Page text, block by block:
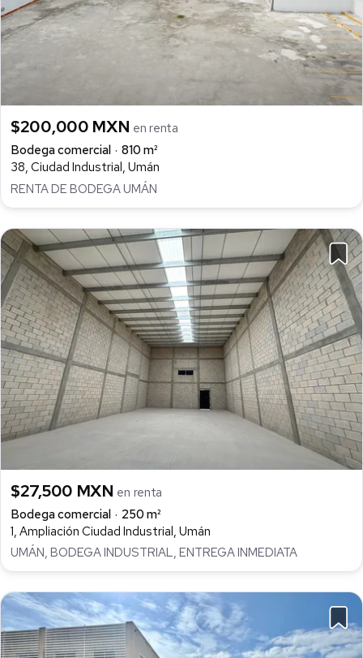
$200,000 MXN en renta
Bodega comercial
810 m²
38, Ciudad Industrial, Umán
RENTA DE BODEGA UMÁN
$27,500 MXN en renta
Bodega comercial
250 m²
1, Ampliación Ciudad Industrial, Umán
UMÁN, BODEGA INDUSTRIAL, ENTREGA INMEDIATA